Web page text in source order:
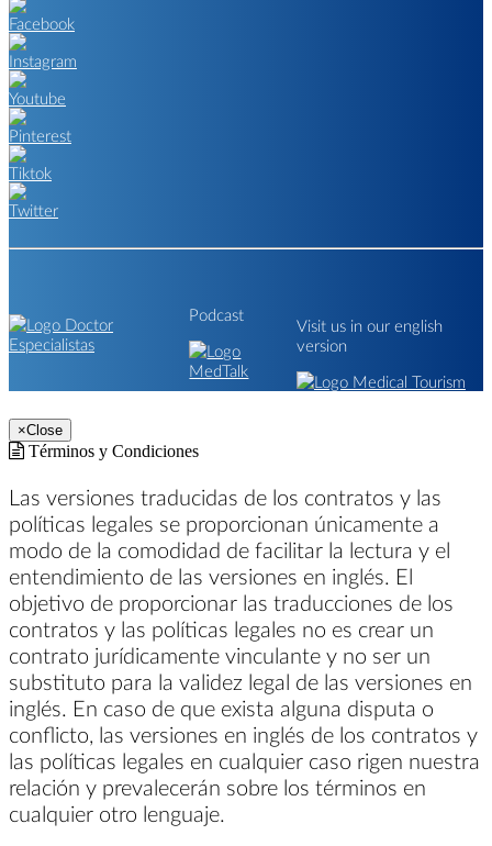
Podcast
Visit us in our english
version
×Close
Términos y Condiciones
Las versiones traducidas de los contratos y las
políticas legales se proporcionan únicamente a
modo de la comodidad de facilitar la lectura y el
entendimiento de las versiones en inglés. El
objetivo de proporcionar las traducciones de los
contratos y las políticas legales no es crear un
contrato jurídicamente vinculante y no ser un
substituto para la validez legal de las versiones en
inglés. En caso de que exista alguna disputa o
conflicto, las versiones en inglés de los contratos y
las políticas legales en cualquier caso rigen nuestra
relación y prevalecerán sobre los términos en
cualquier otro lenguaje.